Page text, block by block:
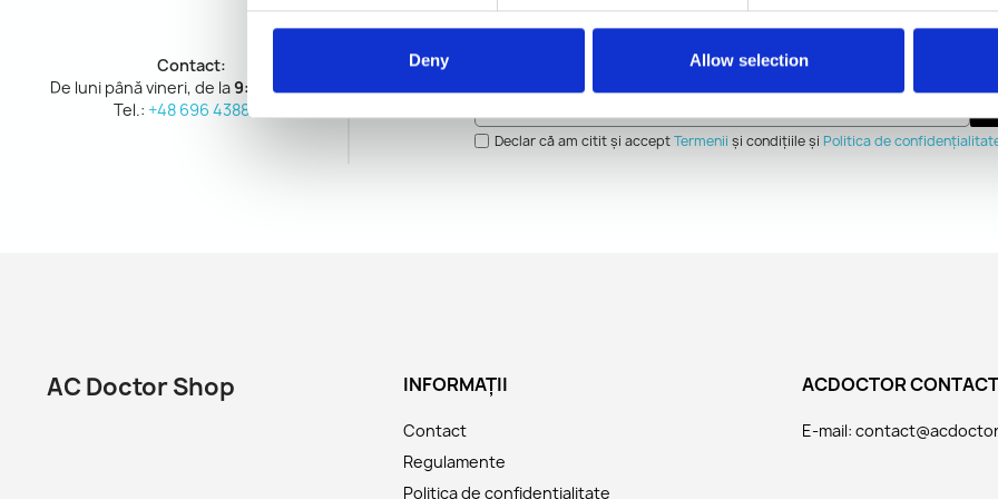
Deny Allow selection
Contact:
De luni până vineri, de la9:00 – 14:00
Tel.:+48 696 438898
Buletin
Vă rugăm să introduceți adresa de e-mail pentru a vă abona
Declar că am citit și acceptTermenii și condițiile șiPolitica de
AC Doctor Shop INFORMAȚII
Contact
Regulamente
Politica de confidențialitate
ACDOCTOR CONTACT
E-mail: